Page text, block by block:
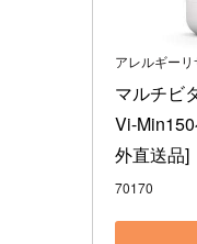
アレルギー
マルチビ
Vi-
外直送品]
70170